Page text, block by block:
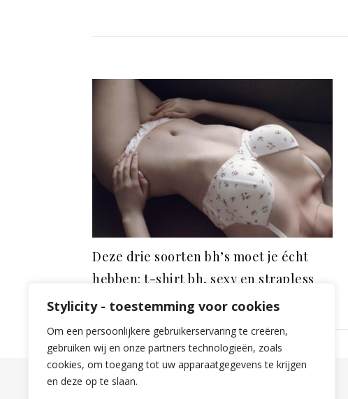
Stylicity - toestemming voor cookies
Om een persoonlijkere gebruikerservaring te creëren,
gebruiken wij en onze partners technologieën, zoals
cookies, om toegang tot uw apparaatgegevens te krijgen
en deze op te slaan.
Deze drie soorten bh’s moet je écht
hebben: t-shirt bh, sexy en strapless